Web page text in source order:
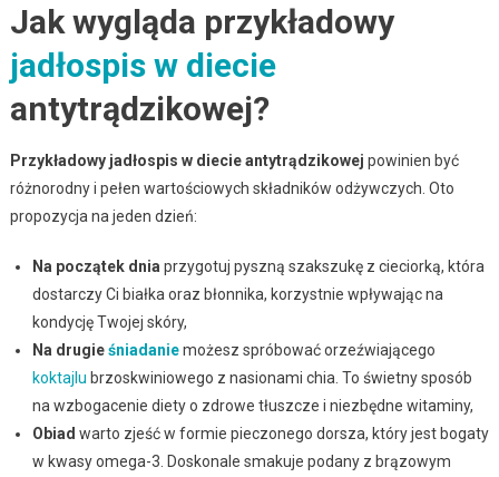
Jak wygląda przykładowy
jadłospis w diecie
antytrądzikowej?
Przykładowy jadłospis w diecie antytrądzikowej powinien być
różnorodny i pełen wartościowych składników odżywczych. Oto
propozycja na jeden dzień:
Na początek dnia przygotuj pyszną szakszukę z cieciorką, która
dostarczy Ci białka oraz błonnika, korzystnie wpływając na
kondycję Twojej skóry,
Na drugieśniadaniemożesz spróbować orzeźwiającego
koktajlu brzoskwiniowego z nasionami chia. To świetny sposób
na wzbogacenie diety o zdrowe tłuszcze i niezbędne witaminy,
Obiad warto zjeść w formie pieczonego dorsza, który jest bogaty
w kwasy omega-3. Doskonale smakuje podany z brązowym